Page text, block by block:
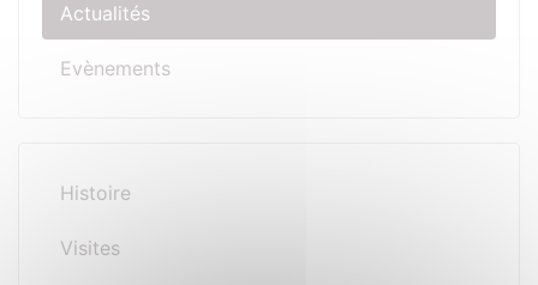
Actualités
Evènements
Histoire
Visites